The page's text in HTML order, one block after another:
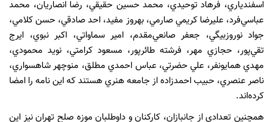
اسفندياري، فرهاد توحيدي، محمد حسين حقيقي، رضا انصاريان، محمد
عباسي‌فرد، عليرضا كريمي صارمي، بهروز مفيد، احد صادقي، حسن كلامي،
جواد نوروزبيگي، جعفر صانعي‌مقدم، امير سماواتي، اكبر نبوي، ايرج
تقي‌پور، حجازي مهر، فرشته طائرپور، مسعود كرامتي، نويد محمودي،
مهدي همايونفر، علي حضرتي، عباس احمدي مطلق، منوچهر شاهسواري،
ناصر عنصري، حبيب احمد‌زاده از جامعه هنري هستند كه اين نامه را امضا
كرده‌اند.
همچنين تعدادي از جانبازان، كاركنان و داوطلبان موزه صلح تهران نيز اين